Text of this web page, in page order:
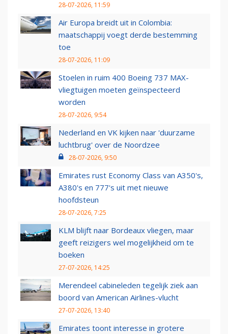
28-07-2026, 11:59
Air Europa breidt uit in Colombia:
maatschappij voegt derde bestemming
toe
28-07-2026, 11:09
Stoelen in ruim 400 Boeing 737 MAX-
vliegtuigen moeten geïnspecteerd
worden
28-07-2026, 9:54
Nederland en VK kijken naar 'duurzame
luchtbrug' over de Noordzee
28-07-2026, 9:50
Emirates rust Economy Class van A350's,
A380's en 777's uit met nieuwe
hoofdsteun
28-07-2026, 7:25
KLM blijft naar Bordeaux vliegen, maar
geeft reizigers wel mogelijkheid om te
boeken
27-07-2026, 14:25
Merendeel cabineleden tegelijk ziek aan
boord van American Airlines-vlucht
27-07-2026, 13:40
Emirates toont interesse in grotere